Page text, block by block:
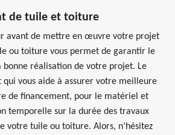
de tuile et toiture
avant de mettre en œuvre votre projet
ou toiture vous permet de garantir le
bonne réalisation de votre projet. Le
qui vous aide à assurer votre meilleure
de financement, pour le matériel et
temporelle sur la durée des travaux
votre tuile ou toiture. Alors, n’hésitez